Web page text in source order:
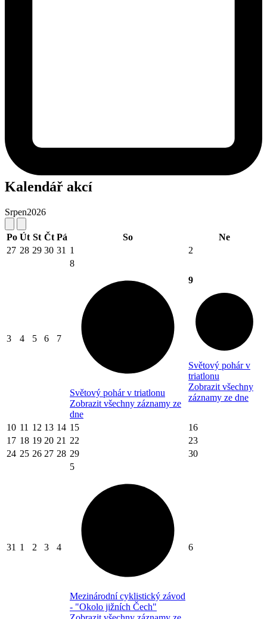
Kalendář akcí
Srpen2026
Po Út St Čt Pá So
Ne
27 28 29 30 31 1 2
3 4 5 6 7
8
Světový pohár v triatlonu
Zobrazit všechny záznamy ze
dne
9
Světový pohár v
triatlonu
Zobrazit všechny
záznamy ze dne
10 11 12 13 14 15
16
17 18 19 20 21 22
23
24 25 26 27 28 29 30
31 1 2 3 4
5
Mezinárodní cyklistický závod
- "Okolo jižních Čech"
6